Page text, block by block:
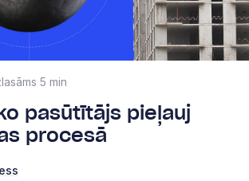
5 min
pasūtītājs pieļauj
procesā